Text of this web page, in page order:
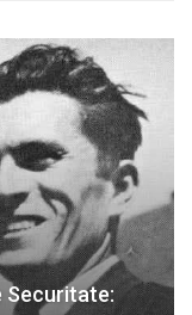
Securitate: